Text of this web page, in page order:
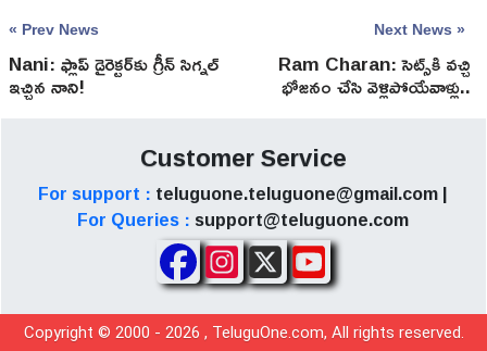
« Prev News
Nani: ఫ్లాప్ డైరెక్టర్‌కు గ్రీన్ సిగ్నల్
ఇచ్చిన నాని!
Next News »
Ram Charan: సెట్స్‌కి వచ్చి
భోజనం చేసి వెళ్లిపోయేవాళ్లు..
ప్రొడ్యూసర్లపై రామ్ చరణ్ షాకింగ్
Customer Service
For support : teluguone.teluguone@gmail.com |
For Queries : support@teluguone.com
Copyright © 2000 - 2026 , TeluguOne.com, All rights reserved.